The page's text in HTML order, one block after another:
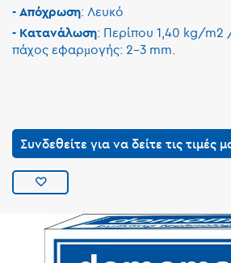
- Απόχρωση: Λευκό
- Κατανάλωση: Περίπου 1,40 kg/m2
πάχος εφαρµογής: 2-3 mm.
Συνδεθείτε για να δείτε τις τιμές